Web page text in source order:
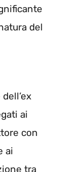
del
ai
con
ai
tra